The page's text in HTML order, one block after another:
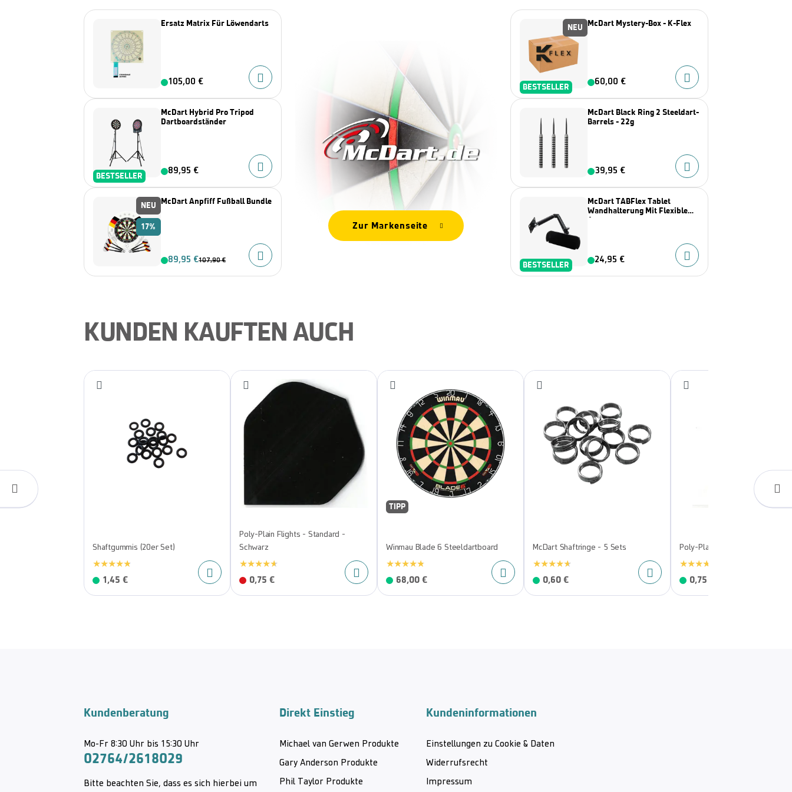
Ersatz Matrix Für Löwendarts
105,00 €
BESTSELLER
McDart Hybrid Pro Tripod
Dartboardständer
89,95 €
NEU
17%
McDart Anpfiff Fußball Bundle
89,95 €107,90 €
Zur Markenseite
NEU
BESTSELLER
McDart Mystery-Box - K-Flex
60,00 €
McDart Black Ring 2 Steeldart-
Barrels - 22g
39,95 €
BESTSELLER
McDart TABFlex Tablet
Wandhalterung Mit Flexiblem
Arm
24,95 €
KUNDEN KAUFTEN AUCH
Shaftgummis (20er Set)
1,45 €
Poly-Plain Flights - Standard -
Schwarz
0,75 €
TIPP
Winmau Blade 6 Steeldartboard
68,00 €
McDart Shaftringe - 5 Sets
0,60 €
Poly-Plain Flights - Standard -
0,75 €
Kundenberatung
Mo-Fr 8:30 Uhr bis 15:30 Uhr
02764/2618029
Bitte beachten Sie, dass es sich hierbei um
Direkt Einstieg
Michael van Gerwen Produkte
Gary Anderson Produkte
Phil Taylor Produkte
Kundeninformationen
Einstellungen zu Cookie & Daten
Widerrufsrecht
Impressum